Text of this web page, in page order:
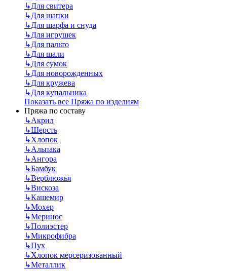
↳Для свитера
↳Для шапки
↳Для шарфа и снуда
↳Для игрушек
↳Для пальто
↳Для шали
↳Для сумок
↳Для новорожденных
↳Для кружева
↳Для купальника
Показать все Пряжа по изделиям
Пряжа по составу
↳Акрил
↳Шерсть
↳Хлопок
↳Альпака
↳Ангора
↳Бамбук
↳Верблюжья
↳Вискоза
↳Кашемир
↳Мохер
↳Меринос
↳Полиэстер
↳Микрофибра
↳Пух
↳Хлопок мерсеризованный
↳Металлик